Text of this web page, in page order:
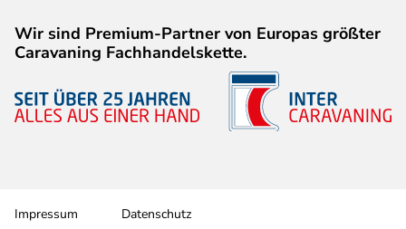
Wir sind Premium-Partner von Europas größter
Caravaning Fachhandelskette.
Impressum Datenschutz